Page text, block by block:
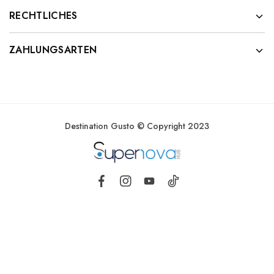
RECHTLICHES
ZAHLUNGSARTEN
Destination Gusto © Copyright 2023